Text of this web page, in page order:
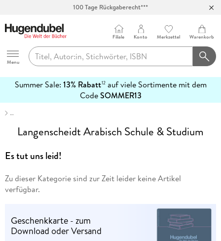
100 Tage Rückgaberecht***
Hugendubel
Menu
Filiale Konto Merkzettel Warenkorb
Summer Sale: 13% Rabatt12auf viele Sortimente mit dem
CodeSOMMER13
erfahren
…
Langenscheidt Arabisch Schule & Studium
Es tut uns leid!
Zu dieser Kategorie sind zur Zeit leider keine Artikel
verfügbar.
Geschenkkarte - zum
Download oder Versand